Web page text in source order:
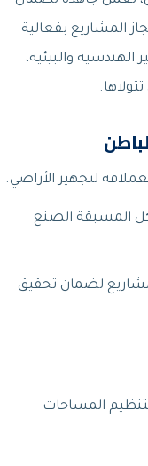
المشاريع بفعالية
الهندسية والبيئية،
لتجهيز الأراضي.
المسبقة الصنع
لضمان تحقيق
المساحات